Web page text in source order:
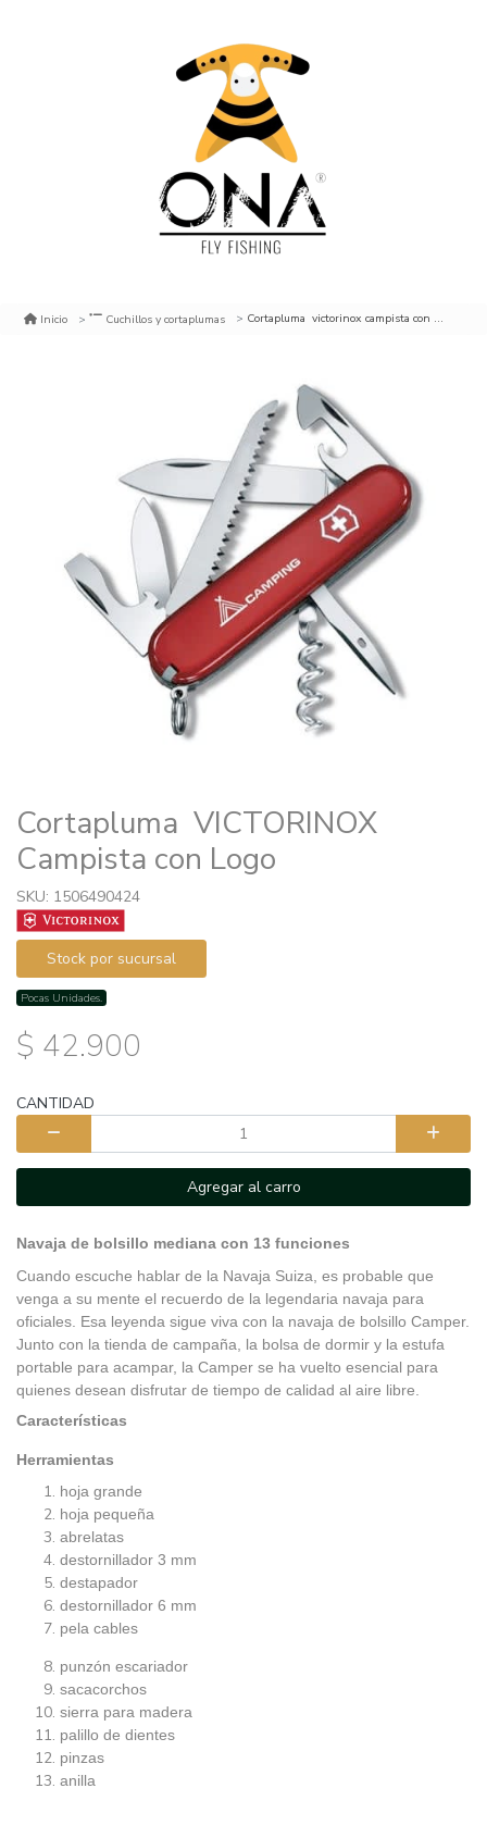
Inicio Cuchillos y cortaplumas Cortapluma victorinox campista con logo
Cortapluma VICTORINOX
Campista con Logo
SKU: 1506490424
Stock por sucursal
Pocas Unidades.
$ 42.900
CANTIDAD
Agregar al carro
Navaja de bolsillo mediana con 13 funciones
Cuando escuche hablar de la Navaja Suiza, es probable que
venga a su mente el recuerdo de la legendaria navaja para
oficiales. Esa leyenda sigue viva con la navaja de bolsillo Camper.
Junto con la tienda de campaña, la bolsa de dormir y la estufa
portable para acampar, la Camper se ha vuelto esencial para
quienes desean disfrutar de tiempo de calidad al aire libre.
Características
Herramientas
hoja grande
hoja pequeña
abrelatas
destornillador 3 mm
destapador
destornillador 6 mm
pela cables
punzón escariador
sacacorchos
sierra para madera
palillo de dientes
pinzas
anilla